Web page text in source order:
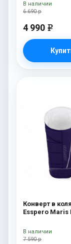
6 690 р
4 990 e
В наличии
Конверт в
Esspero Maris
7 590 р
В наличии